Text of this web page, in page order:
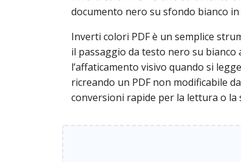
documento nero su sfondo bianco
Inverti colori PDF è un semplice
il passaggio da testo nero su
l’affaticamento visivo quando si
ricreando un PDF non modificabile
conversioni rapide per la lettura o la